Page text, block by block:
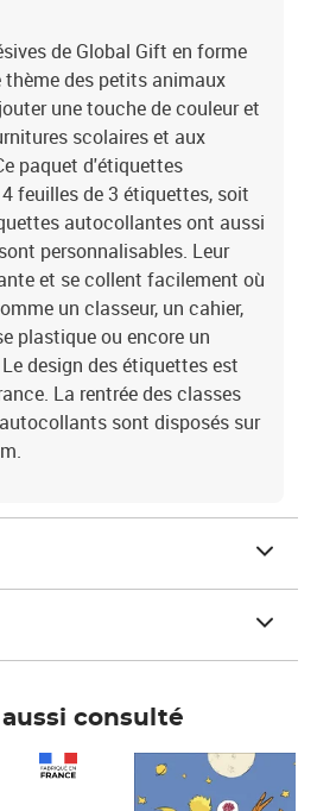
de Global Gift en forme
thème des petits animaux
une touche de couleur et
scolaires et aux
paquet d'étiquettes
feuilles de 3 étiquettes, soit
autocollantes ont aussi
personnalisables. Leur
et se collent facilement où
un classeur, un cahier,
plastique ou encore un
design des étiquettes est
La rentrée des classes
sont disposés sur
consulté
Prix 7,50€